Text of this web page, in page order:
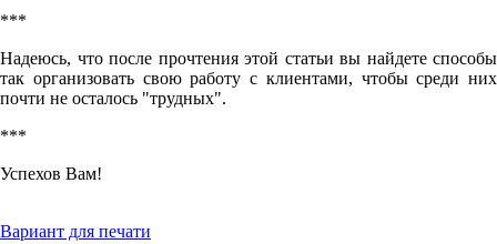
***
Надеюсь, что после прочтения этой статьи вы найдете способы
так организовать свою работу с клиентами, чтобы среди них
почти не осталось "трудных".
***
Успехов Вам!
Вариант для печати